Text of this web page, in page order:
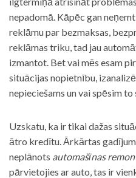
nepadomā. Kāpēc gan
reklāmu par bezmaksas,
reklāmas triku, tad jau
izmantot. Bet vai mēs esam
situācijas nopietnību,
nepieciešams un vai spēsim
Uzskatu, ka ir tikai dažas
ātro kredītu. Ārkārtas
neplānots automašīnas
pārvietojies ar auto, tas ir